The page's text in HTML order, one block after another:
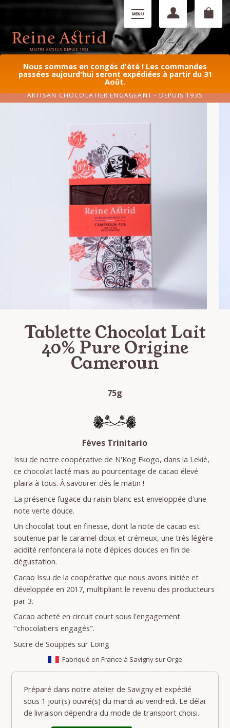
Nous sommes en congés d'été ! Les commandes
passées aujourd'hui seront expédiées à partir du 31
Août.
ARTISAN CHOCOLATIER ENGAGEANT - DEPUIS 1935
Tablette Chocolat Lait
40% Pure Origine
Cameroun
75g
Fèves Trinitario
Issu de notre coopérative de N'Kog Ekogo, dans la Lekié,
ce chocolat lacté mais au pourcentage de cacao élevé
plaira à tous. À savourer dès le matin !
La présence fugace du raisin blanc est enveloppée d'une
note verte douce.
Un chocolat tout en finesse, dont la note de cacao est
soutenue par le caramel doux et crémeux, une très légère
acidité renfoncera la note d'épices douces en fin de
dégustation.
Cacao Issu de la coopérative que nous avons initiée et
développée en 2017, multipliant le revenu des producteurs
par 3.
Cacao acheté en circuit court sous l'engagement
"chocolatiers engagés".
Sucre de Souppes sur Loing
Fabriqué en France à Savigny sur Orge
Préparé dans notre atelier de Savigny et expédié
sous 1 jour(s) ouvré(s) du mardi au vendredi. Le délai
de livraison dépendra du mode de transport choisi.